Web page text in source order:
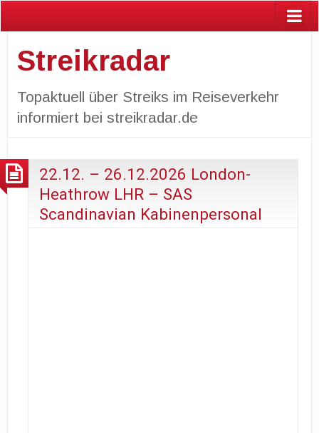
Streikradar
Topaktuell über Streiks im Reiseverkehr
informiert bei streikradar.de
22.12. – 26.12.2026 London-
Heathrow LHR – SAS
Scandinavian Kabinenpersonal